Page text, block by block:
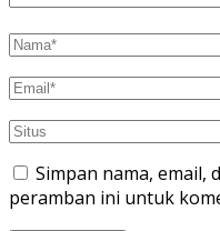
Simpan nama, email,
peramban ini untuk